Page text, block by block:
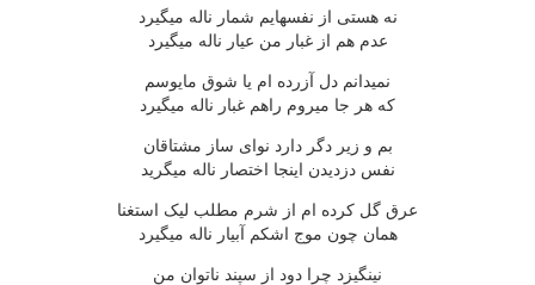
نه هستى از نفسهايم شمار ناله ميگيرد
عدم هم از غبار من عيار ناله ميگيرد
نميدانم دل آزرده ام يا شوق مايوسم
که هر جا ميروم راهم غبار ناله ميگيرد
بم و زير دگر دارد نواى ساز مشتاقان
نفس دزديدن اينجا اختصار ناله ميگريد
عرق گل کرده ام از شرم مطلب ليک استغنا
همان چون موج اشکم آبيار ناله ميگيرد
نينگيزد چرا دود از سپند ناتوان من